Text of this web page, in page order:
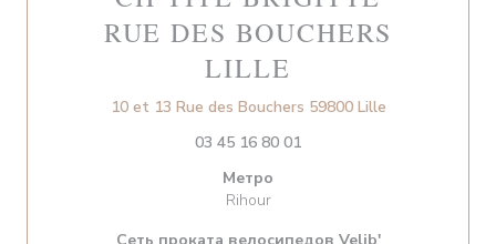
RUE DES BOUCHERS
LILLE
10 et 13 Rue des Bouchers 59800 Lille
03 45 16 80 01
Метро
Rihour